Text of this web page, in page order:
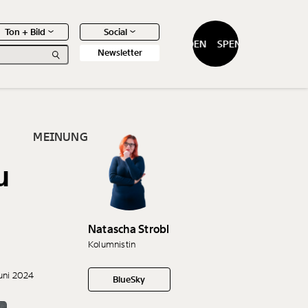
Ton + Bild
Social
Newsletter
SPENDEN SPENDEN
Artikel
2024
MEINUNG
Natascha Strobl
Kolumnistin
BlueSky